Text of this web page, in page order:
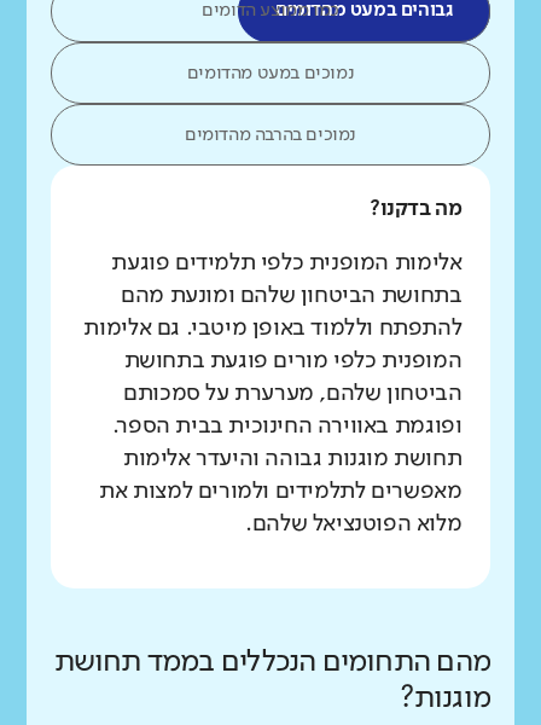
גבוהים במעט מהדומיםכמו ממוצע הדומים
נמוכים במעט מהדומים
נמוכים בהרבה מהדומים
מה בדקנו?
אלימות המופנית כלפי תלמידים פוגעת
בתחושת הביטחון שלהם ומונעת מהם
להתפתח וללמוד באופן מיטבי. גם אלימות
המופנית כלפי מורים פוגעת בתחושת
הביטחון שלהם, מערערת על סמכותם
ופוגמת באווירה החינוכית בבית הספר.
תחושת מוגנות גבוהה והיעדר אלימות
מאפשרים לתלמידים ולמורים למצות את
מלוא הפוטנציאל שלהם.
מהם התחומים הנכללים בממד תחושת
מוגנות?